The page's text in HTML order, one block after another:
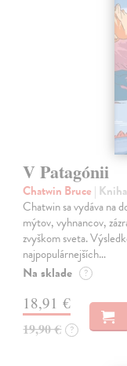
V Patagónii
Chatwin Bruce | Kniha
Chatwin sa vydáva na
mýtov, vyhnancov,
zvyškom sveta.
najpopulárnejších…
Na sklade ?
18,91 €
19,90 € ?